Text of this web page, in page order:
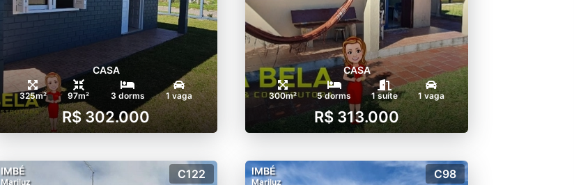
CASA
325m² 97m² 3 dorms 1 vaga
R$ 302.000
CASA
300m² 5 dorms 1 suíte 1 vaga
R$ 313.000
IMBÉ
Mariluz
C122 IMBÉ
Mariluz
C98